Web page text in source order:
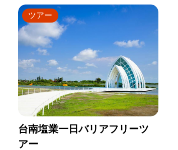
台南塩業一日バリアフリーツ
アー
ツアー